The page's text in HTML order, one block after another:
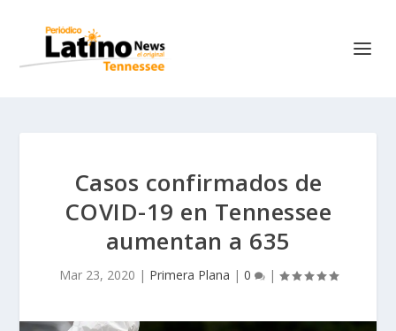
Casos confirmados de
COVID-19 en Tennessee
aumentan a 635
Mar 23, 2020 | Primera Plana | 0 |